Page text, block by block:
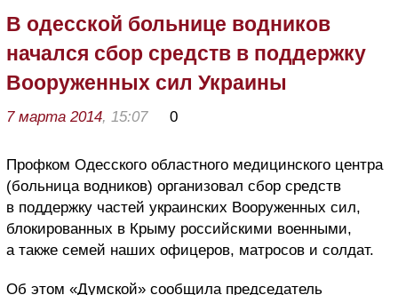
В одесской больнице водников
начался сбор средств в поддержку
Вооруженных сил Украины
7 марта 2014, 15:07 0
Профком Одесского областного медицинского центра
(больница водников) организовал сбор средств
в поддержку частей украинских Вооруженных сил,
блокированных в Крыму российскими военными,
а также семей наших офицеров, матросов и солдат.
Об этом «Думской» сообщила председатель